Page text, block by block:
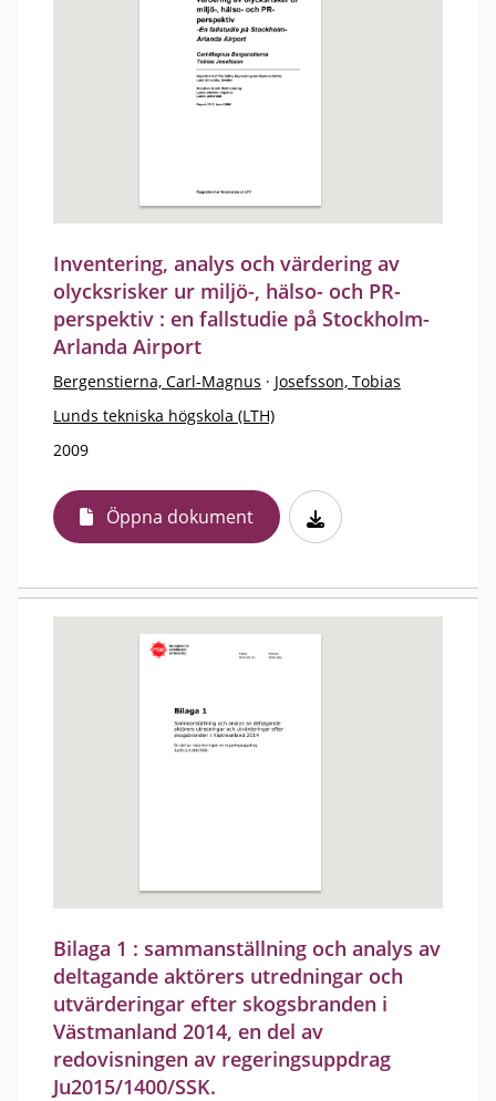
Inventering, analys och värdering av
olycksrisker ur miljö-, hälso- och PR-
perspektiv : en fallstudie på Stockholm-
Arlanda Airport
Bergenstierna, Carl-Magnus · Josefsson, Tobias
Lunds tekniska högskola (LTH)
2009
Öppna dokument
Bilaga 1 : sammanställning och analys av
deltagande aktörers utredningar och
utvärderingar efter skogsbranden i
Västmanland 2014, en del av
redovisningen av regeringsuppdrag
Ju2015/1400/SSK.